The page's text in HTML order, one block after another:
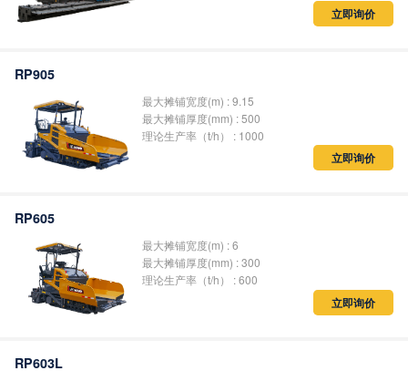
立即询价
RP905
最大摊铺宽度(m) : 9.15
最大摊铺厚度(mm) : 500
理论生产率（t/h） : 1000
立即询价
RP605
最大摊铺宽度(m) : 6
最大摊铺厚度(mm) : 300
理论生产率（t/h） : 600
立即询价
RP603L